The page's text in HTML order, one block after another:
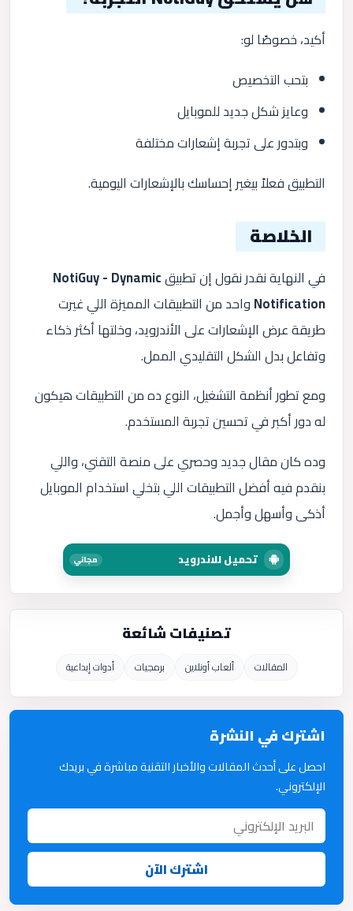
تصنيفات شائعة
المقالات ألعاب أونلاين برمجيات أدوات إبداعية
اشترك في النشرة
احصل على أحدث المقالات والأخبار التقنية مباشرة في بريدك
الإلكتروني.
اشترك الآن
أكيد، خصوصًا لو:
بتحب التخصيص
وعايز شكل جديد للموبايل
وبتدور على تجربة إشعارات مختلفة
التطبيق فعلاً بيغير إحساسك بالإشعارات اليومية.
الخلاصة
في النهاية نقدر نقول إن تطبيقNotiGuy - Dynamic
Notification واحد من التطبيقات المميزة اللي غيرت
طريقة عرض الإشعارات على الأندرويد، وخلتها أكثر ذكاء
وتفاعل بدل الشكل التقليدي الممل.
ومع تطور أنظمة التشغيل، النوع ده من التطبيقات هيكون
له دور أكبر في تحسين تجربة المستخدم.
وده كان مقال جديد وحصري على منصة التقني، واللي
بنقدم فيه أفضل التطبيقات اللي بتخلي استخدام الموبايل
أذكى وأسهل وأجمل.
تحميل للاندرويد مجاني